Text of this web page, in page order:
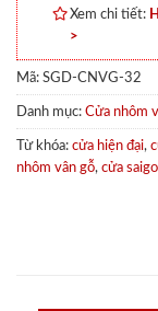
Xem chi tiết:
>
Mã: SGD-CNVG-32
Danh mục: Cửa nhôm
Từ khóa: cửa hiện đại,
nhôm vân gỗ, cửa